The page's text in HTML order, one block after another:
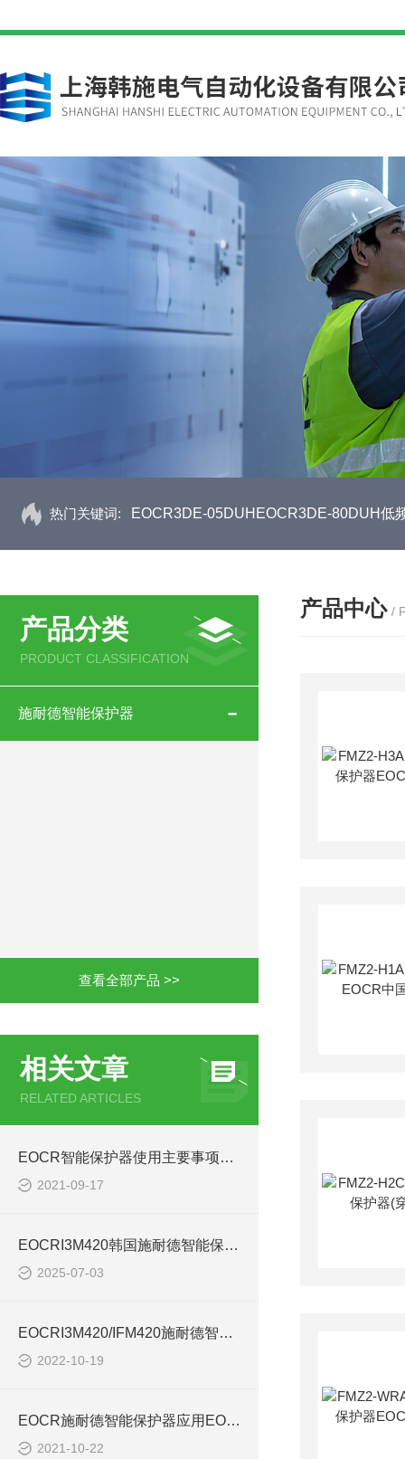
热门关键词: EOCR3DE-05DUHEOCR3DE-80DUH低
产品分类
PRODUCT CLASSIFICATION
施耐德智能保护器
查看全部产品 >>
相关文章
RELATED ARTICLES
EOCR智能保护器使用主要事项能延长保护器寿命EOCRMME
2021-09-17
EOCRI3M420韩国施耐德智能保护器技术参数解析
2025-07-03
EOCRI3M420/IFM420施耐德智能保护器特点简介
2022-10-19
EOCR施耐德智能保护器应用EOCRI3M420
2021-10-22
产品中心 /